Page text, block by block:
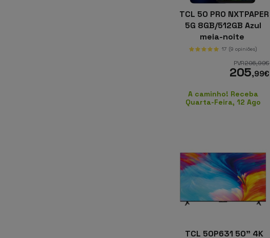
TCL 50 PRO NXTPAPER
5G 8GB/512GB Azul
meia-noite
17 (9 opiniões)
PVR206,99€
205,99€
A caminho! Receba
Quarta-Feira, 12 Ago
TCL 50P631 50" 4K